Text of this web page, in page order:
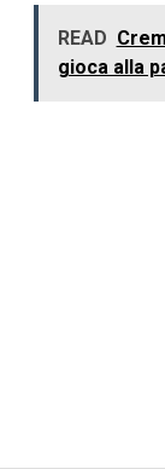
READ
gioca alla